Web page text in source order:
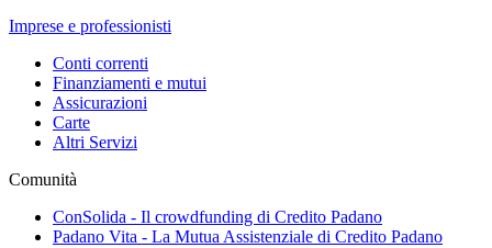
Imprese e professionisti
Conti correnti
Finanziamenti e mutui
Assicurazioni
Carte
Altri Servizi
Comunità
ConSolida - Il crowdfunding di Credito Padano
Padano Vita - La Mutua Assistenziale di Credito Padano